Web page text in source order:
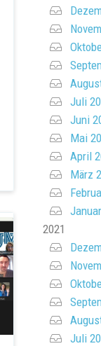
Juli
Juni
Mai
April
März
2021
Juli